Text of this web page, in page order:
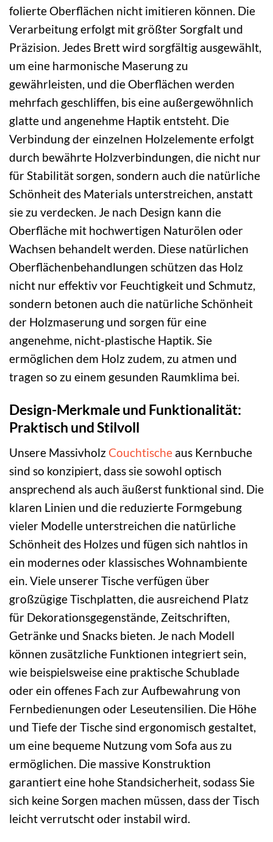
folierte Oberflächen nicht imitieren können. Die
Verarbeitung erfolgt mit größter Sorgfalt und
Präzision. Jedes Brett wird sorgfältig ausgewählt,
um eine harmonische Maserung zu
gewährleisten, und die Oberflächen werden
mehrfach geschliffen, bis eine außergewöhnlich
glatte und angenehme Haptik entsteht. Die
Verbindung der einzelnen Holzelemente erfolgt
durch bewährte Holzverbindungen, die nicht nur
für Stabilität sorgen, sondern auch die natürliche
Schönheit des Materials unterstreichen, anstatt
sie zu verdecken. Je nach Design kann die
Oberfläche mit hochwertigen Naturölen oder
Wachsen behandelt werden. Diese natürlichen
Oberflächenbehandlungen schützen das Holz
nicht nur effektiv vor Feuchtigkeit und Schmutz,
sondern betonen auch die natürliche Schönheit
der Holzmaserung und sorgen für eine
angenehme, nicht-plastische Haptik. Sie
ermöglichen dem Holz zudem, zu atmen und
tragen so zu einem gesunden Raumklima bei.
Design-Merkmale und Funktionalität:
Praktisch und Stilvoll
Unsere Massivholz Couchtische aus Kernbuche
sind so konzipiert, dass sie sowohl optisch
ansprechend als auch äußerst funktional sind. Die
klaren Linien und die reduzierte Formgebung
vieler Modelle unterstreichen die natürliche
Schönheit des Holzes und fügen sich nahtlos in
ein modernes oder klassisches Wohnambiente
ein. Viele unserer Tische verfügen über
großzügige Tischplatten, die ausreichend Platz
für Dekorationsgegenstände, Zeitschriften,
Getränke und Snacks bieten. Je nach Modell
können zusätzliche Funktionen integriert sein,
wie beispielsweise eine praktische Schublade
oder ein offenes Fach zur Aufbewahrung von
Fernbedienungen oder Leseutensilien. Die Höhe
und Tiefe der Tische sind ergonomisch gestaltet,
um eine bequeme Nutzung vom Sofa aus zu
ermöglichen. Die massive Konstruktion
garantiert eine hohe Standsicherheit, sodass Sie
sich keine Sorgen machen müssen, dass der Tisch
leicht verrutscht oder instabil wird.